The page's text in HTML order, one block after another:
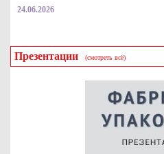
24.06.2026
Презентации (смотреть всё)